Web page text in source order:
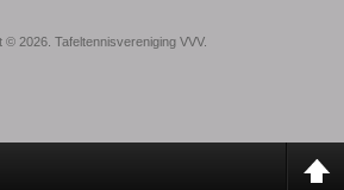
© 2026. Tafeltennisvereniging VVV.